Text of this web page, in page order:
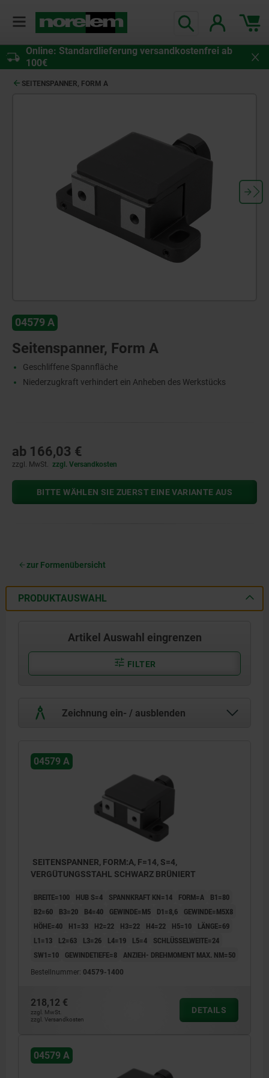
Online: Standardlieferung versandkostenfrei ab
100€
SEITENSPANNER, FORM A
04579 A
Seitenspanner, Form A
Geschliffene Spannfläche
Niederzugkraft verhindert ein Anheben des Werkstücks
ab 166,03 €
zzgl. MwSt. zzgl. Versandkosten
BITTE WÄHLEN SIE ZUERST EINE VARIANTE AUS
zur Formenübersicht
PRODUKTAUSWAHL
Artikel Auswahl eingrenzen
FILTER
Zeichnung ein- / ausblenden
2) Zylinderkopfschraube
04579 A
SEITENSPANNER, FORM:A, F=14, S=4,
VERGÜTUNGSSTAHL SCHWARZ BRÜNIERT
BREITE=100 HUB S=4 SPANNKRAFT KN=14 FORM=A
B1=80
B2=60
B3=20 B4=40 GEWINDE=M5 D1=8,6
GEWINDE=M5X8
HÖHE=40
H1=33 H2=22 H3=22 H4=22 H5=10
LÄNGE=69
L1=13
L2=63 L3=26 L4=19 L5=4
SCHLÜSSELWEITE=24
SW1=10
GEWINDETIEFE=8 ANZIEH- DREHMOMENT MAX. NM=50
Bestellnummer: 04579-1400
218,12 €
zzgl. MwSt.
zzgl. Versandkosten
DETAILS
04579 A